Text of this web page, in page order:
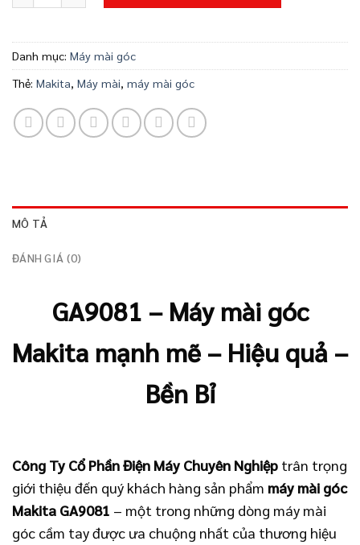
Danh mục: Máy mài góc
Thẻ: Makita, Máy mài, máy mài góc
MÔ TẢ
ĐÁNH GIÁ (0)
GA9081 – Máy mài góc
Makita mạnh mẽ – Hiệu quả –
Bền Bỉ
Công Ty Cổ Phần Điện Máy Chuyên Nghiệp trân trọng
giới thiệu đến quý khách hàng sản phẩm máy mài góc
Makita GA9081 – một trong những dòng máy mài
góc cầm tay được ưa chuộng nhất của thương hiệu